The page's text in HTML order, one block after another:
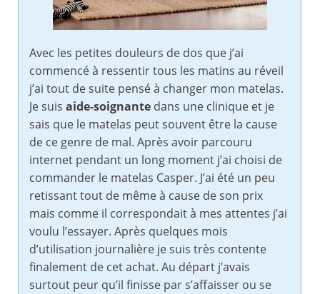
Avec les petites douleurs de dos que j’ai
commencé à ressentir tous les matins au réveil
j’ai tout de suite pensé à changer mon matelas.
Je suis aide-soignante dans une clinique et je
sais que le matelas peut souvent être la cause
de ce genre de mal. Après avoir parcouru
internet pendant un long moment j’ai choisi de
commander le matelas Casper. J’ai été un peu
retissant tout de même à cause de son prix
mais comme il correspondait à mes attentes j’ai
voulu l’essayer. Après quelques mois
d’utilisation journalière je suis très contente
finalement de cet achat. Au départ j’avais
surtout peur qu’il finisse par s’affaisser ou se